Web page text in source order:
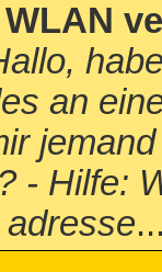
an
- Hilfe: